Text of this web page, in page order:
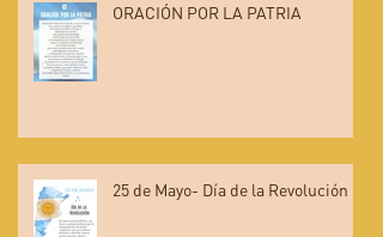
ORACIÓN POR LA PATRIA
25 de Mayo- Día de la Revolución